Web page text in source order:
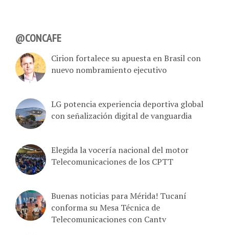
@CONCAFE
Cirion fortalece su apuesta en Brasil con
nuevo nombramiento ejecutivo
LG potencia experiencia deportiva global
con señalización digital de vanguardia
Elegida la vocería nacional del motor
Telecomunicaciones de los CPTT
Buenas noticias para Mérida! Tucaní
conforma su Mesa Técnica de
Telecomunicaciones con Cantv